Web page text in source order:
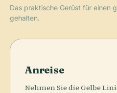
Das praktische Gerüst für einen
gehalten.
Anreise
Nehmen Sie die Gelbe